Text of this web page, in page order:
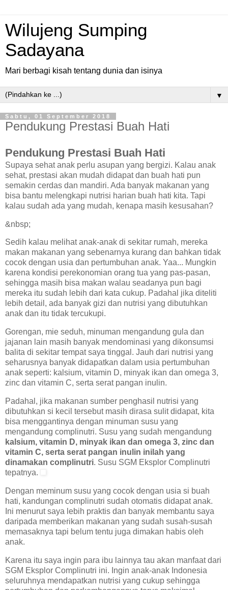
Wilujeng Sumping
Sadayana
Mari berbagi kisah tentang dunia dan isinya
▼
Sabtu, 01 September 2018
Pendukung Prestasi Buah Hati
Pendukung Prestasi Buah Hati
Supaya sehat anak perlu asupan yang bergizi. Kalau anak
sehat, prestasi akan mudah didapat dan buah hati pun
semakin cerdas dan mandiri. Ada banyak makanan yang
bisa bantu melengkapi nutrisi harian buah hati kita. Tapi
kalau sudah ada yang mudah, kenapa masih kesusahan?
&nbsp;
Sedih kalau melihat anak-anak di sekitar rumah, mereka
makan makanan yang sebenarnya kurang dan bahkan tidak
cocok dengan usia dan pertumbuhan anak. Yaa... Mungkin
karena kondisi perekonomian orang tua yang pas-pasan,
sehingga masih bisa makan walau seadanya pun bagi
mereka itu sudah lebih dari kata cukup. Padahal jika diteliti
lebih detail, ada banyak gizi dan nutrisi yang dibutuhkan
anak dan itu tidak tercukupi.
Gorengan, mie seduh, minuman mengandung gula dan
jajanan lain masih banyak mendominasi yang dikonsumsi
balita di sekitar tempat saya tinggal. Jauh dari nutrisi yang
seharusnya banyak didapatkan dalam usia pertumbuhan
anak seperti: kalsium, vitamin D, minyak ikan dan omega 3,
zinc dan vitamin C, serta serat pangan inulin.
Padahal, jika makanan sumber penghasil nutrisi yang
dibutuhkan si kecil tersebut masih dirasa sulit didapat, kita
bisa menggantinya dengan minuman susu yang
mengandung complinutri. Susu yang sudah mengandung
kalsium, vitamin D, minyak ikan dan omega 3, zinc dan
vitamin C, serta serat pangan inulin inilah yang
dinamakan complinutri. Susu SGM Eksplor Complinutri
tepatnya.
Dengan meminum susu yang cocok dengan usia si buah
hati, kandungan complinutri sudah otomatis didapat anak.
Ini menurut saya lebih praktis dan banyak membantu saya
daripada memberikan makanan yang sudah susah-susah
memasaknya tapi belum tentu juga dimakan habis oleh
anak.
Karena itu saya ingin para ibu lainnya tau akan manfaat dari
SGM Eksplor Complinutri ini. Ingin anak-anak Indonesia
seluruhnya mendapatkan nutrisi yang cukup sehingga